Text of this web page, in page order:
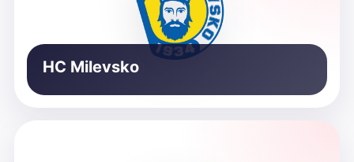
HC Milevsko